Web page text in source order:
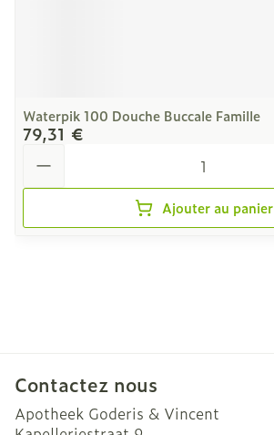
Waterpik 100 Douche Buccale Famille
79,31 €
Ajouter au panier
Contactez nous
Apotheek Goderis & Vincent